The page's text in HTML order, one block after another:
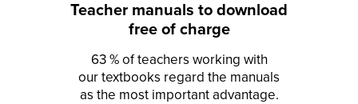
Teacher manuals to download
free of charge
63 % of teachers working with
our textbooks regard the manuals
as the most important advantage.